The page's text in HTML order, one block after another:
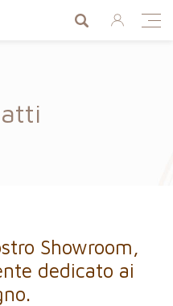
Cerca
Showroom,
dedicato ai